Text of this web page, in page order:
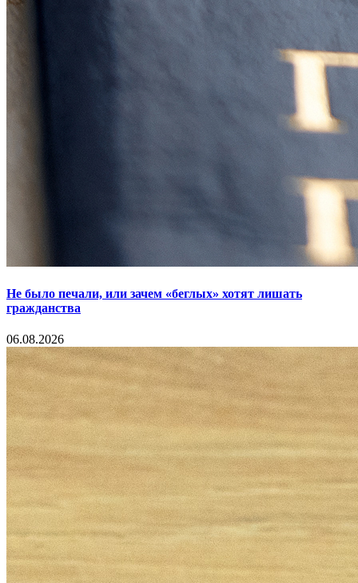
Не было печали, или зачем «беглых» хотят лишать
гражданства
06.08.2026